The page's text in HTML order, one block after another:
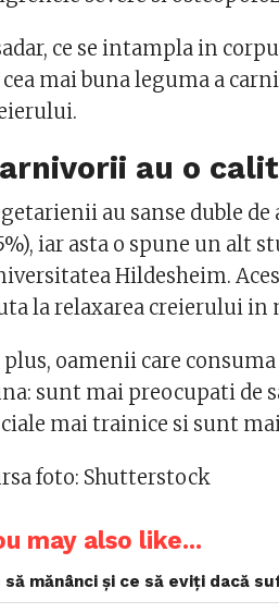
ce se intampla in
cea mai buna leguma a
au o
au sanse duble de
iar asta o spune un alt
Hildesheim.
la relaxarea creierului
oamenii care
sunt mai preocupati de
mai trainice si sunt
foto: Shutterstock
may also like...
să mănânci și ce să eviți dacă